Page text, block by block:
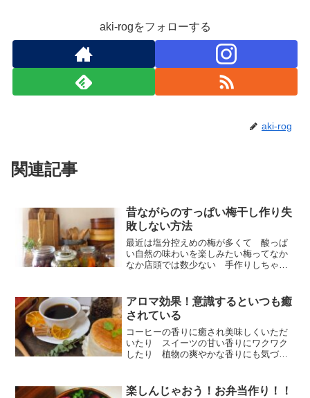
aki-rogをフォローする
aki-rog
関連記事
昔ながらのすっぱい梅干し作り失
敗しない方法
最近は塩分控えめの梅が多くて 酸っぱ
い自然の味わいを楽しみたい梅ってなか
なか店頭では数少ない 手作りしちゃえ
梅の作り方のコツ覚えて手作りしましょ
う
アロマ効果！意識するといつも癒
されている
コーヒーの香りに癒され美味しくいただ
いたり スイーツの甘い香りにワクワク
したり 植物の爽やかな香りにも気づか
楽しんじゃおう！お弁当作り！！